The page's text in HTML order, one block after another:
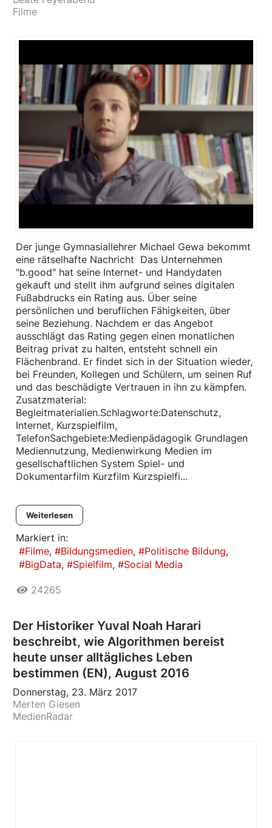
Filme
Der junge Gymnasiallehrer Michael Gewa bekommt
eine rätselhafte Nachricht  Das Unternehmen
"b.good" hat seine Internet- und Handydaten
gekauft und stellt ihm aufgrund seines digitalen
Fußabdrucks ein Rating aus. Über seine
persönlichen und beruflichen Fähigkeiten, über
seine Beziehung. Nachdem er das Angebot
ausschlägt das Rating gegen einen monatlichen
Beitrag privat zu halten, entsteht schnell ein
Flächenbrand. Er findet sich in der Situation wieder,
bei Freunden, Kollegen und Schülern, um seinen Ruf
und das beschädigte Vertrauen in ihn zu kämpfen.
Zusatzmaterial:
Begleitmaterialien.Schlagworte:Datenschutz,
Internet, Kurzspielfilm,
TelefonSachgebiete:Medienpädagogik Grundlagen
Mediennutzung, Medienwirkung Medien im
gesellschaftlichen System Spiel- und
Dokumentarfilm Kurzfilm Kurzspielfi...
Weiterlesen
Markiert in:
Filme
Bildungsmedien
Politische Bildung
BigData
Spielfilm Social Media
24265
Der Historiker Yuval Noah Harari
beschreibt, wie Algorithmen bereist
heute unser alltägliches Leben
bestimmen (EN), August 2016
Donnerstag, 23. März 2017
Merten Giesen
MedienRadar